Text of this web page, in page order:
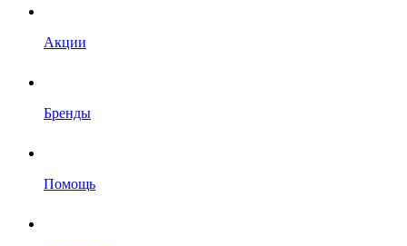
Акции
Бренды
Помощь